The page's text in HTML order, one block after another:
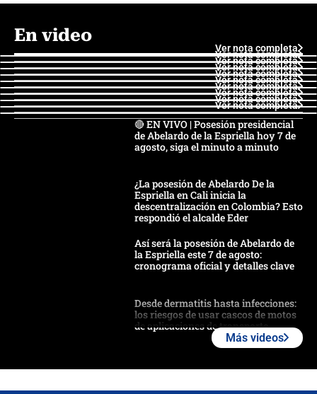
En video
Ver nota completa
Ver nota completa
Ver nota completa
Ver nota completa
Ver nota completa
Ver nota completa
Ver nota completa
Ver nota completa
Ver nota completa
Ver nota completa
🔴 EN VIVO | Posesión presidencial
de Abelardo de la Espriella hoy 7 de
agosto, siga el minuto a minuto
¿La posesión de Abelardo De la
Espriella en Cali inicia la
descentralización en Colombia? Esto
respondió el alcalde Eder
Así será la posesión de Abelardo de
la Espriella este 7 de agosto:
cronograma oficial y detalles clave
Desde dermatitis hasta infecciones:
los riesgos de usar cascos de motos
de aplicaciones de transporte
celular? Requisitos, pasos y
Más videos